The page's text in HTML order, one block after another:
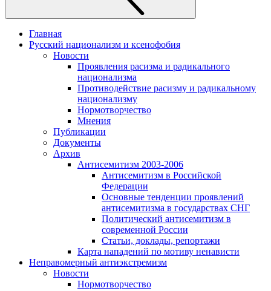
Главная
Русский национализм и ксенофобия
Новости
Проявления расизма и радикального
национализма
Противодействие расизму и радикальному
национализму
Нормотворчество
Мнения
Публикации
Документы
Архив
Антисемитизм 2003-2006
Антисемитизм в Российской
Федерации
Основные тенденции проявлений
антисемитизма в государствах СНГ
Политический антисемитизм в
современной России
Статьи, доклады, репортажи
Карта нападений по мотиву ненависти
Неправомерный антиэкстремизм
Новости
Нормотворчество